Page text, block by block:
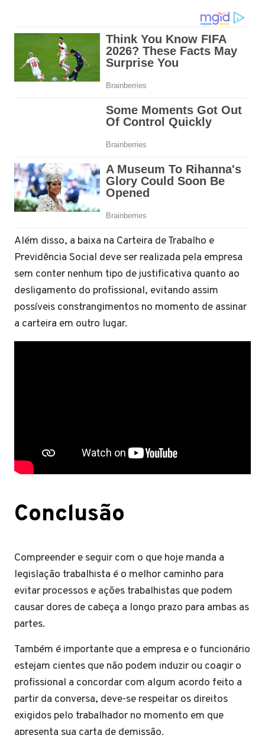
Além disso, a baixa na Carteira de Trabalho e
Previdência Social deve ser realizada pela empresa
sem conter nenhum tipo de justificativa quanto ao
desligamento do profissional, evitando assim
possíveis constrangimentos no momento de assinar
a carteira em outro lugar.
Conclusão
Compreender e seguir com o que hoje manda a
legislação trabalhista é o melhor caminho para
evitar processos e ações trabalhistas que podem
causar dores de cabeça a longo prazo para ambas as
partes.
Também é importante que a empresa e o funcionário
estejam cientes que não podem induzir ou coagir o
profissional a concordar com algum acordo feito a
partir da conversa, deve-se respeitar os direitos
exigidos pelo trabalhador no momento em que
apresenta sua carta de demissão.